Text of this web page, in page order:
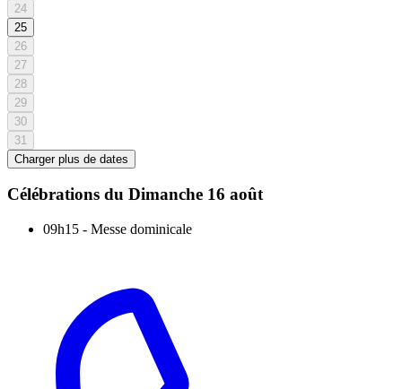
24
25
26
27
28
29
30
31
Charger plus de dates
Célébrations du Dimanche 16 août
09h15 - Messe dominicale